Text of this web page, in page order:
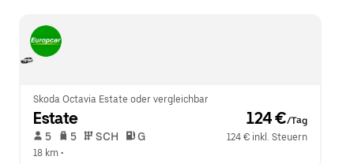
Skoda Octavia Estate oder vergleichbar
Estate 124 €/Tag
5 5 SCH G
124 € inkl. Steuern
18 km •